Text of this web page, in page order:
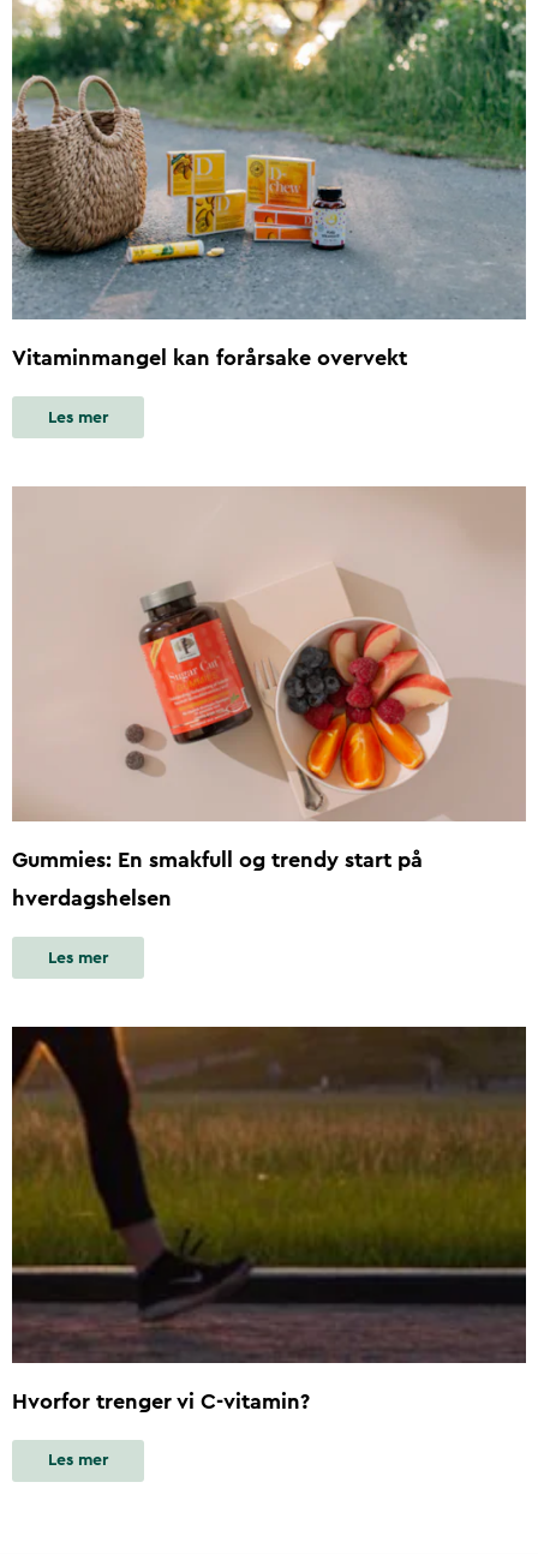
Vitaminmangel kan forårsake overvekt
Les mer
Gummies: En smakfull og trendy start på
hverdagshelsen
Les mer
Hvorfor trenger vi C-vitamin?
Les mer